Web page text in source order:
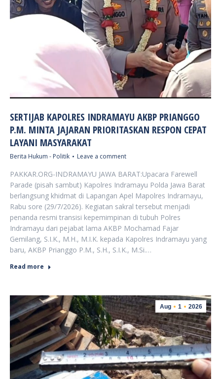
SERTIJAB KAPOLRES INDRAMAYU AKBP PRIANGGO
P.M. MINTA JAJARAN PRIORITASKAN RESPON CEPAT
LAYANI MASYARAKAT
Berita Hukum - Politik Leave a comment
PAKKAR.ORG-INDRAMAYU JAWA BARAT:Upacara Farewell
Parade (pisah sambut) Kapolres Indramayu Polda Jawa Barat
berlangsung khidmat di Lapangan Apel Mapolres Indramayu,
Rabu sore (29/7/2026). Kegiatan sakral tersebut menjadi
penanda resmi transisi kepemimpinan di tubuh Polres
Indramayu dari pejabat lama AKBP Mochamad Fajar
Gemilang, S.I.K., M.H., M.I.K. kepada Kapolres Indramayu yang
baru, AKBP Prianggo P.M., S.H., S.I.K., M.Si.…
Read more
Aug 1 2026